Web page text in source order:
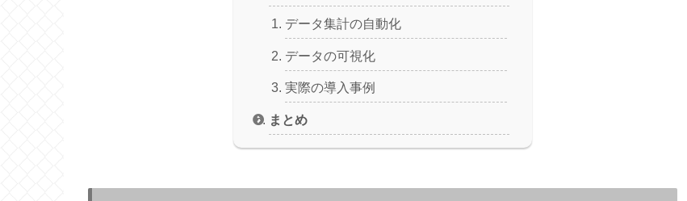
データ集計の自動化
データの可視化
実際の導入事例
まとめ